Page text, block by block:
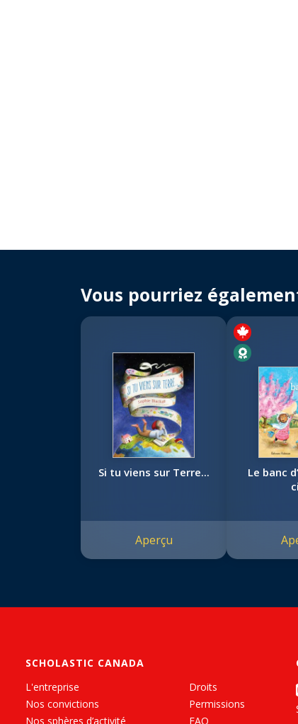
Vous pourriez
Si tu viens sur Terre...
Aperçu
Le banc
SCHOLASTIC CANADA
L'entreprise
Nos convictions
Nos sphères d’activité
Droits
Permissions
FAQ